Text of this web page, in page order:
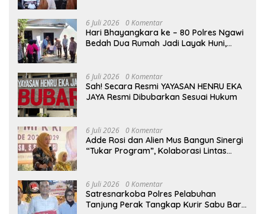
6 Juli 2026 0 Komentar
Hari Bhayangkara ke – 80 Polres Ngawi
Bedah Dua Rumah Jadi Layak Huni,
6 Juli 2026 0 Komentar
Sah! Secara Resmi YAYASAN HENRU EKA
JAYA Resmi Dibubarkan Sesuai Hukum
6 Juli 2026 0 Komentar
Adde Rosi dan Alien Mus Bangun Sinergi
“Tukar Program”, Kolaborasi Lintas
6 Juli 2026 0 Komentar
Satresnarkoba Polres Pelabuhan
Tanjung Perak Tangkap Kurir Sabu Baru